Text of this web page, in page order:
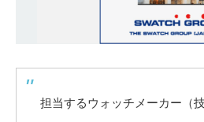
担当するウォッチメーカー（